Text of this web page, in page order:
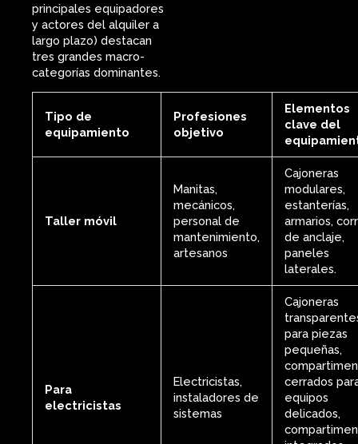
principales equipadores
y actores del alquiler a
largo plazo) destacan
tres grandes macro-
categorías dominantes.
Tipo de
equipamiento
Profesiones
objetivo
Elementos
clave del
Taller móvil
Manitas,
mecánicos,
personal de
mantenimiento,
artesanos
Cajoneras
modulares,
estanterías,
armarios,
de anclaje,
paneles
laterales.
Para
electricistas
Electricistas,
instaladores de
sistemas
Cajoneras
para piezas
pequeñas,
cerrados
equipos
delicados,